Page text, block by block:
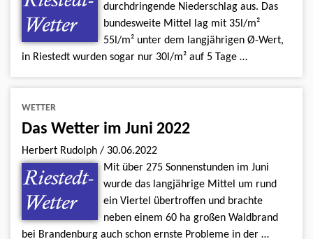
durchdringende Niederschlag aus. Das
bundesweite Mittel lag mit 35l/m²
55l/m² unter dem langjährigen Ø-Wert,
in Riestedt wurden sogar nur 30l/m² auf 5 Tage …
WETTER
Das Wetter im Juni 2022
Herbert Rudolph / 30.06.2022
Mit über 275 Sonnenstunden im Juni
wurde das langjährige Mittel um rund
ein Viertel übertroffen und brachte
neben einem 60 ha großen Waldbrand
bei Brandenburg auch schon ernste Probleme in der …